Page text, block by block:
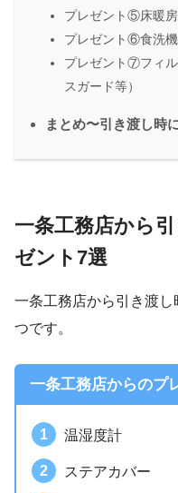
プレゼント⑤床暖
プレゼント⑥食洗機
プレゼント⑦フィ
スガード等）
まとめ〜引き渡し時
一条工務店から
ゼント7選
一条工務店から引き渡
つです。
一条工務店からのプ
温湿度計
ステアカバー